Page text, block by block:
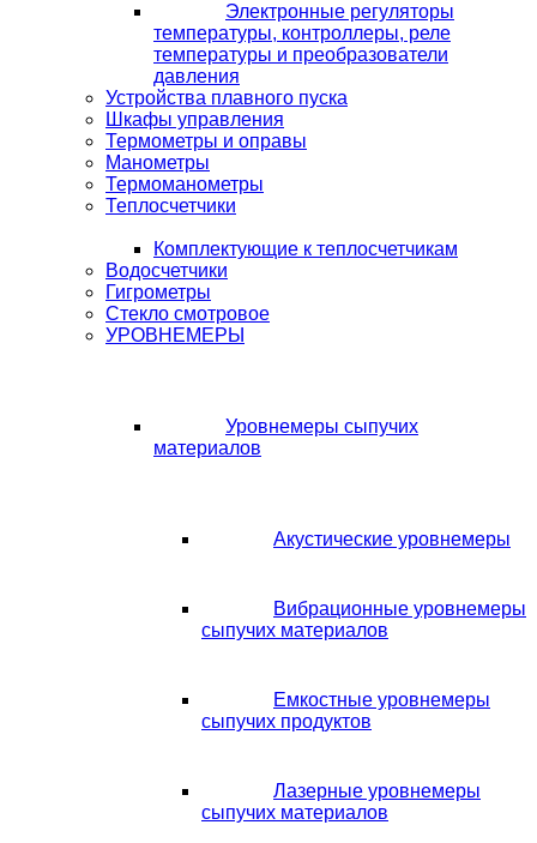
Электронные регуляторы
температуры, контроллеры, реле
температуры и преобразователи
давления
Устройства плавного пуска
Шкафы управления
Термометры и оправы
Манометры
Термоманометры
Теплосчетчики
Комплектующие к теплосчетчикам
Водосчетчики
Гигрометры
Стекло смотровое
УРОВНЕМЕРЫ
Уровнемеры сыпучих
материалов
Акустические уровнемеры
Вибрационные уровнемеры
сыпучих материалов
Емкостные уровнемеры
сыпучих продуктов
Лазерные уровнемеры
сыпучих материалов